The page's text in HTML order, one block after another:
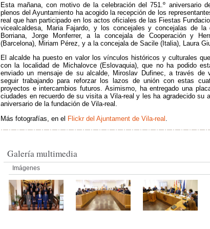
Esta mañana, con motivo de la celebración del 751.º aniversario
plenos del Ayuntamiento ha acogido la recepción de los
real que han participado en los actos oficiales de las Fiestas
vicealcaldesa, Maria Fajardo, y los concejales y concejalas de la
Borriana, Jorge Monferrer, a la concejala de Cooperación y
(Barcelona), Miriam Pérez, y a la concejala de Sacile (Italia), Laura
El alcalde ha puesto en valor los vínculos históricos y culturales
con la localidad de Michalovce (Eslovaquia), que no ha podido
enviado un mensaje de su alcalde, Miroslav Dufinec, a través de
seguir trabajando para reforzar los lazos de unión con estas
proyectos e intercambios futuros. Asimismo, ha entregado una
ciudades en recuerdo de su visita a Vila-real y les ha agradecido su
aniversario de la fundación de Vila-real.
Más fotografías, en el Flickr del Ajuntament de Vila-real
Galería multimedia
Imágenes